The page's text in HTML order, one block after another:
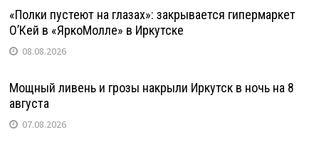
«Полки пустеют на глазах»: закрывается гипермаркет
О’Кей в «ЯркоМолле» в Иркутске
08.08.2026
Мощный ливень и грозы накрыли Иркутск в ночь на 8
августа
07.08.2026